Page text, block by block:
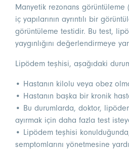
Manyetik rezonans görüntüleme
iç yapılarının ayrıntılı bir
görüntüleme testidir. Bu test,
yaygınlığını değerlendirmeye
Lipödem teşhisi, aşağıdaki
• Hastanın kilolu veya obez
• Hastanın başka bir kronik
• Bu durumlarda, doktor,
ayırmak için daha fazla test
• Lipödem teşhisi
semptomlarını yönetmesine